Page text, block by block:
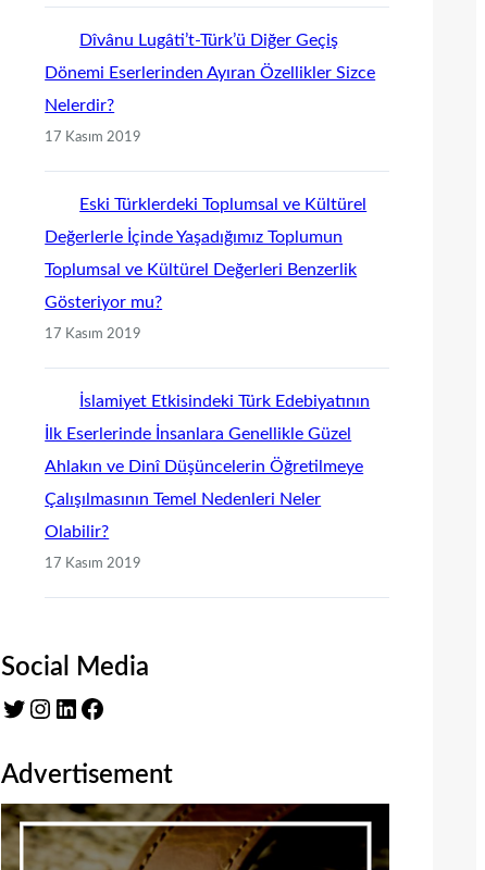
Dîvânu Lugâti’t-Türk’ü Diğer Geçiş
Dönemi Eserlerinden Ayıran Özellikler Sizce
Nelerdir?
17 Kasım 2019
Eski Türklerdeki Toplumsal ve Kültürel
Değerlerle İçinde Yaşadığımız Toplumun
Toplumsal ve Kültürel Değerleri Benzerlik
Gösteriyor mu?
17 Kasım 2019
İslamiyet Etkisindeki Türk Edebiyatının
İlk Eserlerinde İnsanlara Genellikle Güzel
Ahlakın ve Dinî Düşüncelerin Öğretilmeye
Çalışılmasının Temel Nedenleri Neler
Olabilir?
17 Kasım 2019
Social Media
Twitter
Instagram LinkedIn Facebook
Advertisement